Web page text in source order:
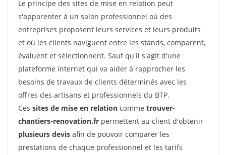
Le principe des sites de mise en relation peut
s'apparenter à un salon professionnel où des
entreprises proposent leurs services et leurs produits
et où les clients naviguent entre les stands, comparent,
évaluent et sélectionnent. Sauf qu'il s'agit d'une
plateforme internet qui va aider à rapprocher les
besoins de travaux de clients déterminés avec les
offres des artisans et professionnels du BTP.
Ces sites de mise en relation comme trouver-
chantiers-renovation.fr permettent au client d'obtenir
plusieurs devis afin de pouvoir comparer les
prestations de chaque professionnel et les tarifs